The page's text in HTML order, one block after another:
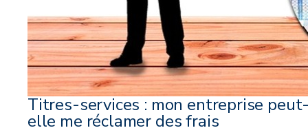
Titres-services : mon entreprise
elle me réclamer des frais